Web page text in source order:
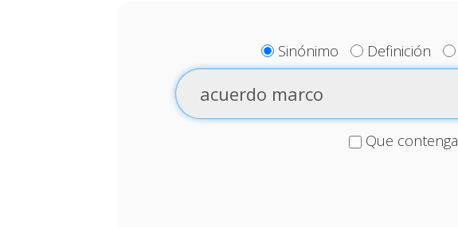
Sinónimo Definición
Que contenga